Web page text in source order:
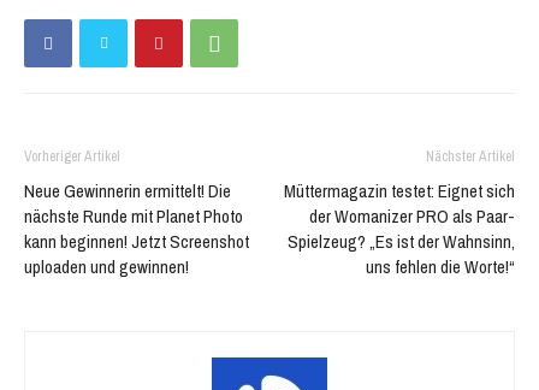
Vorheriger Artikel
Neue Gewinnerin ermittelt! Die
nächste Runde mit Planet Photo
kann beginnen! Jetzt Screenshot
uploaden und gewinnen!
Nächster Artikel
Müttermagazin testet: Eignet sich
der Womanizer PRO als Paar-
Spielzeug? „Es ist der Wahnsinn,
uns fehlen die Worte!“